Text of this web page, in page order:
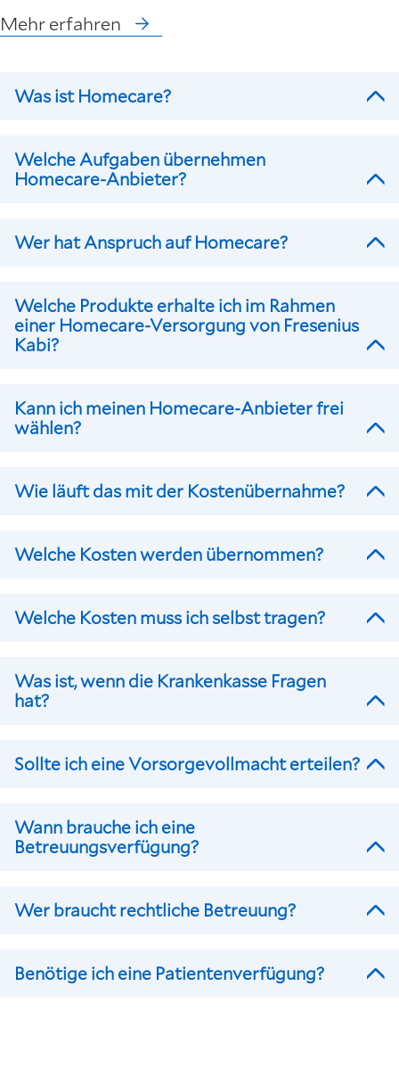
Mehr erfahren
Was ist Homecare?
Welche Aufgaben übernehmen
Homecare-Anbieter?
Wer hat Anspruch auf Homecare?
Welche Produkte erhalte ich im Rahmen
einer Homecare-Versorgung von Fresenius
Kabi?
Kann ich meinen Homecare-Anbieter frei
wählen?
Wie läuft das mit der Kostenübernahme?
Welche Kosten werden übernommen?
Welche Kosten muss ich selbst tragen?
Was ist, wenn die Krankenkasse Fragen
hat?
Sollte ich eine Vorsorgevollmacht erteilen?
Wann brauche ich eine
Betreuungsverfügung?
Wer braucht rechtliche Betreuung?
Benötige ich eine Patientenverfügung?